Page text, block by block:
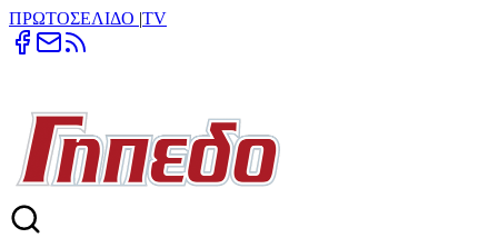
ΠΡΩΤΟΣΕΛΙΔΟ |TV